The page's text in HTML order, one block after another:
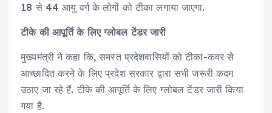
18 से 44 आयु वर्ग के लोगों को टीका लगाया जाएगा.
टीके की आपूर्ति के लिए ग्लोबल टेंडर जारी
मुख्यमंत्री ने कहा कि, समस्त प्रदेशवासियों को टीका-कवर से
आच्छादित करने के लिए प्रदेश सरकार द्वारा सभी जरूरी कदम
उठाए जा रहे हैं. टीके की आपूर्ति के लिए ग्लोबल टेंडर जारी किया
गया है.